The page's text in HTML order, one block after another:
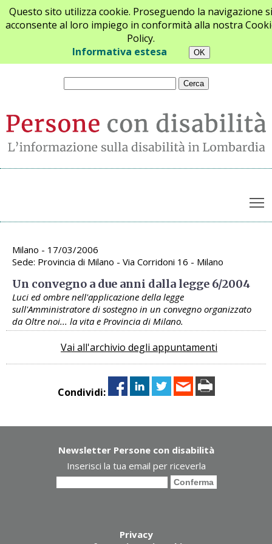
Questo sito utilizza cookie. Proseguendo la navigazione si
acconsente al loro impiego in conformità alla nostra
Policy.
Informativa estesa
Chi siamo Newsletter Contatti
Archivio appuntamenti
Milano - 17/03/2006
Sede: Provincia di Milano - Via Corridoni 16 - Milano
Un convegno a due anni dalla legge 6/2004
Luci ed ombre nell'applicazione della legge
sull'Amministratore di sostegno in un convegno organizzato
da Oltre noi... la vita e Provincia di Milano.
Vai all'archivio degli appuntamenti
Condividi:
Newsletter Persone con disabilità
Inserisci la tua email per riceverla
Privacy